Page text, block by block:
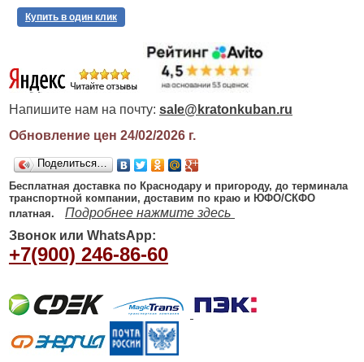
Купить в один клик
Напишите нам на почту: sale@kratonkuban.ru
Обновление цен 24/02/2026г.
Поделиться…
Бесплатная доставка по Краснодару и пригороду, до терминала
транспортной компании, доставим по краю и ЮФО/СКФО
платная.
Подробнее нажмите здесь
Звонок или WhatsApp:
+7(900) 246-86-60